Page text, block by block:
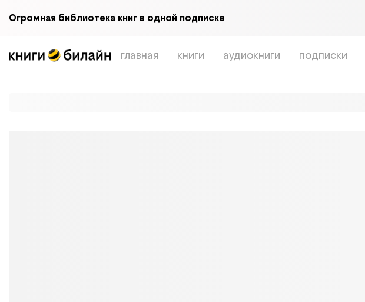
Огромная библиотека книг в одной подписке
главная книги аудиокниги подписки